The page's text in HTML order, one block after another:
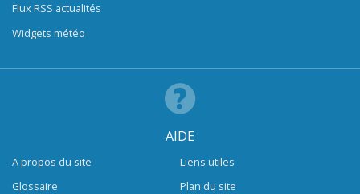
Flux RSS actualités
Widgets météo
AIDE
A propos du site
Glossaire
Liens utiles
Plan du site